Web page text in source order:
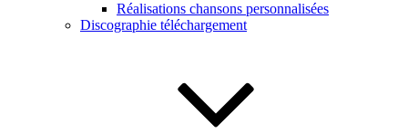
Réalisations chansons personnalisées
Discographie téléchargement